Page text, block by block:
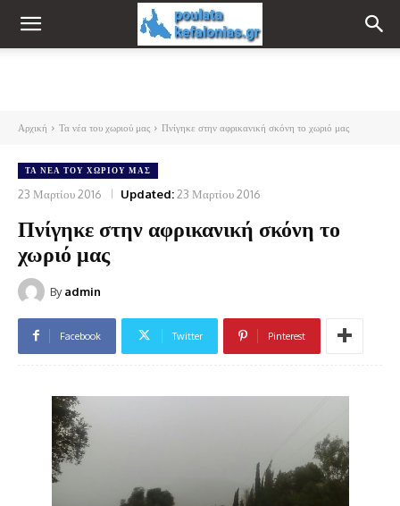
Αρχική Τα νέα του χωριού μας Πνίγηκε στην αφρικανική σκόνη το χωριό μας
ΤΑ ΝΈΑ ΤΟΥ ΧΩΡΙΟΎ ΜΑΣ
23 Μαρτίου 2016 Updated:23 Μαρτίου 2016
Πνίγηκε στην αφρικανική σκόνη το
χωριό μας
By admin
Facebook Twitter Pinterest